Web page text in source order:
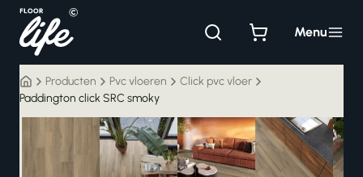
inhoud
Menu
Producten Pvc vloeren
Click pvc vloer
Paddington click SRC smoky